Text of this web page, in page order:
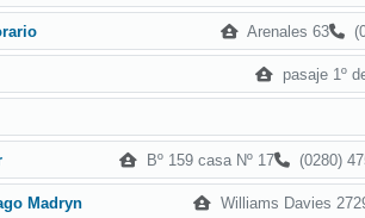
Arenales 63
pasaje 1º
Bº 159 casa Nº 17 (0280)
Madryn Williams Davies